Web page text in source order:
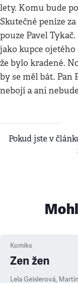
lety. Komu bude
Skutečné peníze
pouze Pavel
jako kupce ojetého
že bylo kradené.
by se měl bát. Pan
nebojí a ani
Pokud jste v
Komiks
Zen žen
Lela Geislerová,